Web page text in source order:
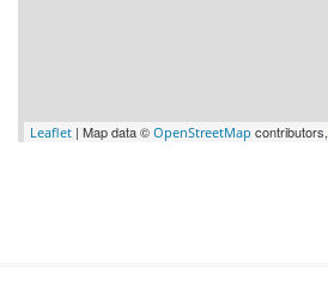
Leaflet | Map data © OpenStreetMap contributors,